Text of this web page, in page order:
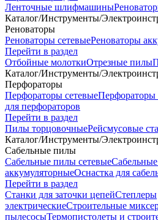
Ленточные шлифмашины
Каталог/Инструменты/
Реноваторы
Реноваторы сетевыеРеноваторы
Перейти в раздел
Отбойные молоткиОтрезные пилы
Каталог/Инструменты/
Перфораторы
Перфораторы сетевыеПерфораторы
для перфораторов
Перейти в раздел
Пилы торцовочныеРейсмусовые
Каталог/Инструменты/
Сабельные пилы
Сабельные пилы сетевые
аккумуляторныеОснастка для
Перейти в раздел
Станки для заточки цепейСтеплеры
электрическиеСтроительные
пылесосыТермопистолеты и